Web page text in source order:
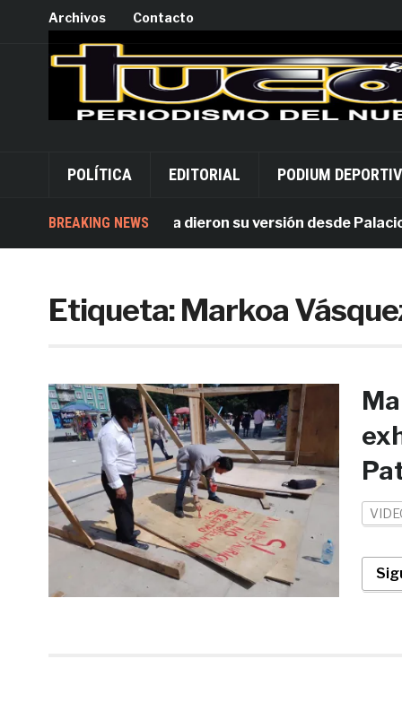
Archivos Contacto
POLÍTICA EDITORIAL PODIUM
BREAKING NEWS
Alejandro Leyva dieron su versión desde Palacio
Etiqueta:Markoa